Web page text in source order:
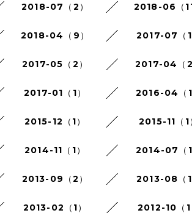
2018-07（2） 2018-06（11
2018-04（9） 2017-07（1
2017-05（2） 2017-04（2
2017-01（1） 2016-04（1
2015-12（1） 2015-11（1
2014-11（1） 2014-07（1
2013-09（2） 2013-08（1
2013-02（1） 2012-10（1